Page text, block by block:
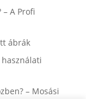
A Profi
ábrák
– Mosási